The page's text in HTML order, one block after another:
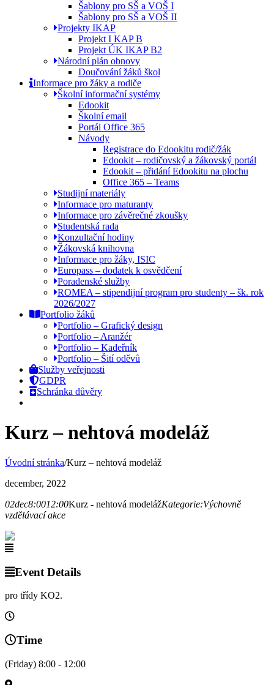
Šablony pro SŠ a VOŠ I
Šablony pro SŠ a VOŠ II
Projekty IKAP
Projekt I KAP B
Projekt ÚK IKAP B2
Národní plán obnovy
Doučování žáků škol
Informace pro žáky a rodiče
Školní informační systémy
Edookit
Školní email
Portál Office 365
Návody
Registrace do Edookitu rodič/žák
Edookit – rodičovský a žákovský portál
Edookit – přidání Edookitu na plochu
Office 365 – Teams
Studijní materiály
Informace pro maturanty
Informace pro závěrečné zkoušky
Studentská rada
Konzultační hodiny
Žákovská knihovna
Informace pro žáky, ISIC
Europass – dodatek k osvědčení
Poradenské služby
ROMEA – stipendijní program pro studenty – šk. rok
2026/2027
Portfolio žáků
Portfolio – Grafický design
Portfolio – Aranžér
Portfolio – Kadeřník
Portfolio – Šití oděvů
Služby veřejnosti
GDPR
Schránka důvěry
Kurz – nehtová modeláž
Úvodní stránka/Kurz – nehtová modeláž
december, 2022
02dec8:0012:00Kurz - nehtová modelážKategorie:Výchovně
vzdělávací akce
Event Details
pro třídy KO2.
Time
(Friday) 8:00 - 12:00